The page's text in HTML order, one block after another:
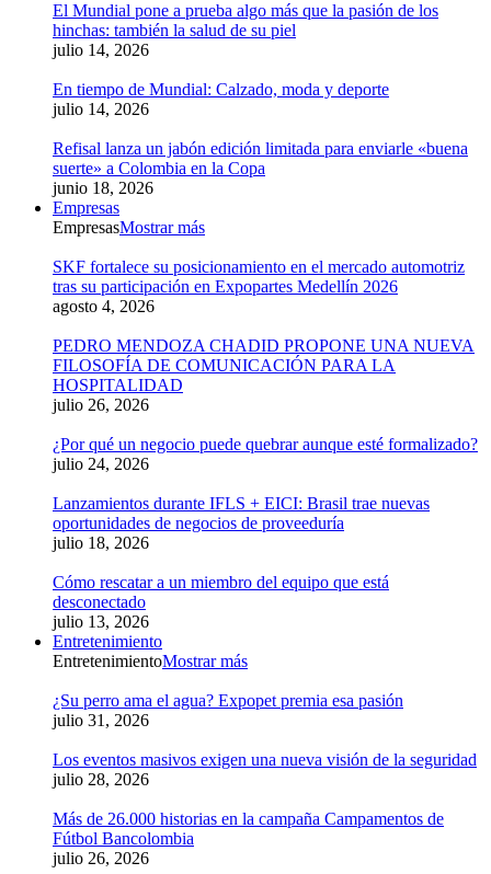
El Mundial pone a prueba algo más que la pasión de los
hinchas: también la salud de su piel
julio 14, 2026
En tiempo de Mundial: Calzado, moda y deporte
julio 14, 2026
Refisal lanza un jabón edición limitada para enviarle «buena
suerte» a Colombia en la Copa
junio 18, 2026
Empresas
EmpresasMostrar más
SKF fortalece su posicionamiento en el mercado automotriz
tras su participación en Expopartes Medellín 2026
agosto 4, 2026
PEDRO MENDOZA CHADID PROPONE UNA NUEVA
FILOSOFÍA DE COMUNICACIÓN PARA LA
HOSPITALIDAD
julio 26, 2026
¿Por qué un negocio puede quebrar aunque esté formalizado?
julio 24, 2026
Lanzamientos durante IFLS + EICI: Brasil trae nuevas
oportunidades de negocios de proveeduría
julio 18, 2026
Cómo rescatar a un miembro del equipo que está
desconectado
julio 13, 2026
Entretenimiento
EntretenimientoMostrar más
¿Su perro ama el agua? Expopet premia esa pasión
julio 31, 2026
Los eventos masivos exigen una nueva visión de la seguridad
julio 28, 2026
Más de 26.000 historias en la campaña Campamentos de
Fútbol Bancolombia
julio 26, 2026